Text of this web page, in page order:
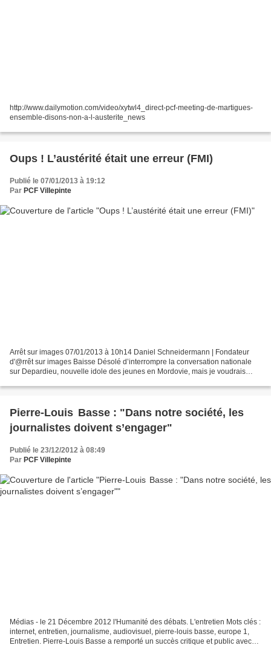
http://www.dailymotion.com/video/xytwl4_direct-pcf-meeting-de-martigues-
ensemble-disons-non-a-l-austerite_news
Oups ! L’austérité était une erreur (FMI)
Publié le 07/01/2013 à 19:12
Par PCF Villepinte
Arrêt sur images 07/01/2013 à 10h14 Daniel Schneidermann | Fondateur
d'@rrêt sur images Baisse Désolé d’interrompre la conversation nationale
sur Depardieu, nouvelle idole des jeunes en Mordovie, mais je voudrais
Pierre-Louis Basse : "Dans notre société, les
journalistes doivent s’engager"
Publié le 23/12/2012 à 08:49
Par PCF Villepinte
Médias - le 21 Décembre 2012 l'Humanité des débats. L'entretien Mots clés :
internet, entretien, journalisme, audiovisuel, pierre-louis basse, europe 1,
Entretien. Pierre-Louis Basse a remporté un succès critique et public avec